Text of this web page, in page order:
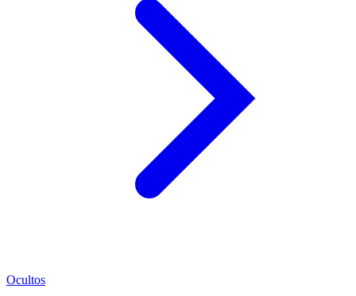
Ocultos